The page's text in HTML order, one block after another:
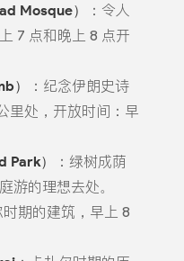
Mosque）
：令人
7 点和晚上 8 点开
）
：纪念伊朗史诗
里处，开放时间：早
）
：绿树成荫
游的理想去处。
期的建筑，早上 8